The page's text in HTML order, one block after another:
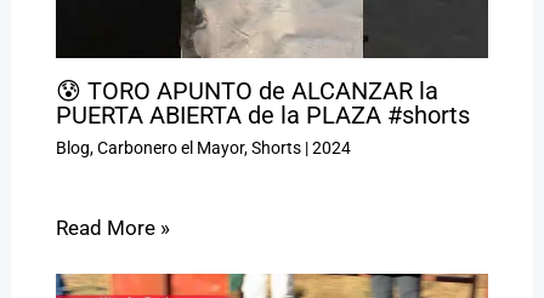
😰 TORO APUNTO de ALCANZAR la
PUERTA ABIERTA de la PLAZA #shorts
Blog,Carbonero el Mayor,Shorts|2024
Read More »